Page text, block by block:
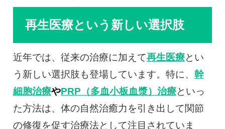
再生医療という新しい選択肢
近年では、従来の治療に加えて再生医療とい
う新しい選択肢も登場しています。特に、 幹
細胞治療やPRP（多血小板血漿）治療といっ
た方法は、体の自然治癒力を引き出して関節
の修復を促す治療法として注目されていま